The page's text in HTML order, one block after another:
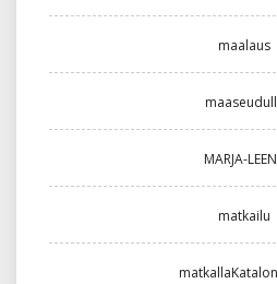
maalaus
MARJA-
matkailu